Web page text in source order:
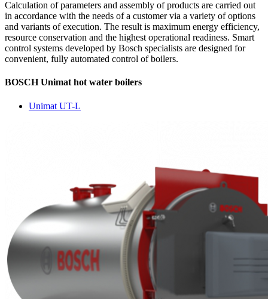
Calculation of parameters and assembly of products are carried out
in accordance with the needs of a customer via a variety of options
and variants of execution. The result is maximum energy efficiency,
resource conservation and the highest operational readiness. Smart
control systems developed by Bosch specialists are designed for
convenient, fully automated control of boilers.
BOSCH Unimat hot water boilers
Unimat UT-L